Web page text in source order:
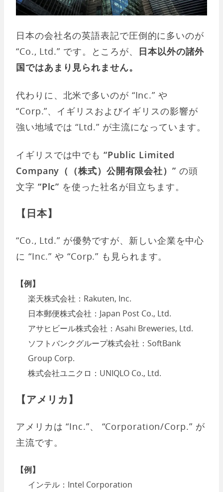
日本の会社名の英語表記で圧倒的に多いのが
“Co., Ltd.” です。ところが、 日本以外の諸外
国ではあまり見られません。
代わりに、北米で多いのが “Inc.” や
“Corp.”、イギリスおよびイギリスの影響が
強い地域では “Ltd.” が主流になっています。
イギリスでは中でも “Public Limited
Company（（株式）公開有限会社）” の頭
文字 “Plc” を使った社名が目立ちます。
【日本】
“Co., Ltd.” が優勢ですが、新しい企業を中心
に “Inc.” や “Corp.” も見られます。
【例】
楽天株式会社：Rakuten, Inc.
日本郵便株式会社：Japan Post Co., Ltd.
アサヒビール株式会社：Asahi Breweries, Ltd.
ソフトバンクグループ株式会社：SoftBank
Group Corp.
株式会社ユニクロ：UNIQLO Co., Ltd.
【アメリカ】
アメリカは “Inc.”、 “Corporation/Corp.” が
主流です。
【例】
インテル：Intel Corporation